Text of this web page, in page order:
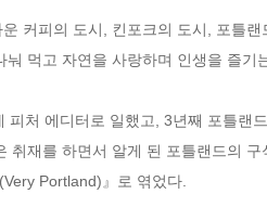
커피의 도시, 킨포크의 도시, 포틀
눠 먹고 자연을 사랑하며 인생을 즐
피처 에디터로 일했고, 3년째 포틀랜
취재를 하면서 알게 된 포틀랜드의
Portland)』로 엮었다.